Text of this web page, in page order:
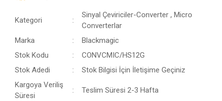
Kategori
Sinyal Çeviriciler-Converter ,Micro
Converterlar
Marka
Blackmagic
Stok Kodu
CONVCMIC/HS12G
Stok Adedi
Stok Bilgisi İçin İletişime Geçiniz
Kargoya Veriliş
Süresi
Teslim Süresi 2-3 Hafta